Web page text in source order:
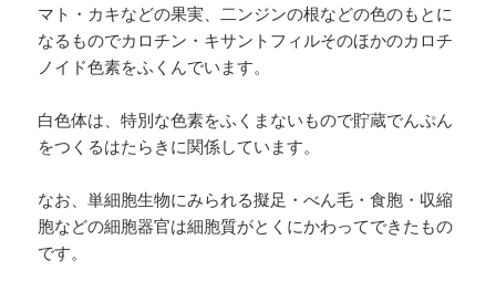
マト・カキなどの果実、二ンジンの根などの色のもとに
なるものでカロチン・キサントフィルそのほかのカロチ
ノイド色素をふくんでいます。
白色体は、特別な色素をふくまないもので貯蔵でんぷん
をつくるはたらきに関係しています。
なお、単細胞生物にみられる擬足・べん毛・食胞・収縮
胞などの細胞器官は細胞質がとくにかわってできたもの
です。